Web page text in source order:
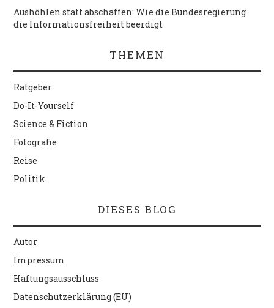
Aushöhlen statt abschaffen: Wie die Bundesregierung
die Informationsfreiheit beerdigt
THEMEN
Ratgeber
Do-It-Yourself
Science & Fiction
Fotografie
Reise
Politik
DIESES BLOG
Autor
Impressum
Haftungsausschluss
Datenschutzerklärung (EU)